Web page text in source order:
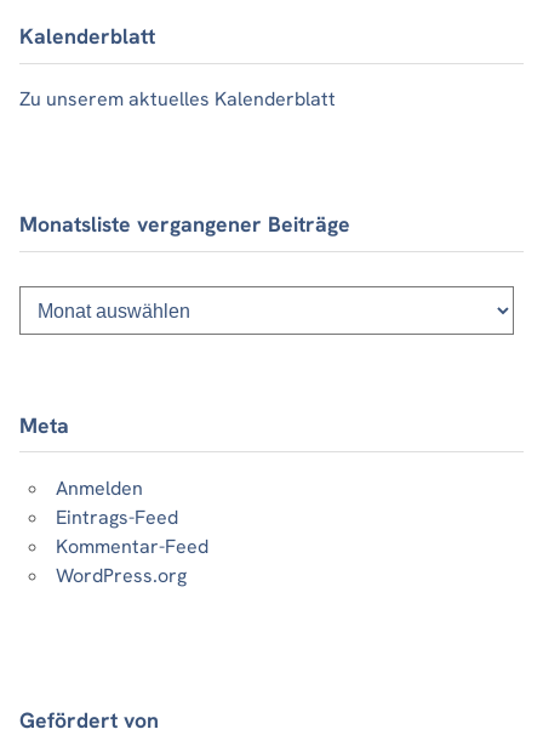
Kalenderblatt
Zu unserem aktuelles Kalenderblatt
Monatsliste vergangener Beiträge
Monatsliste
vergangener
Beiträge
Meta
Anmelden
Eintrags-Feed
Kommentar-Feed
WordPress.org
Gefördert von